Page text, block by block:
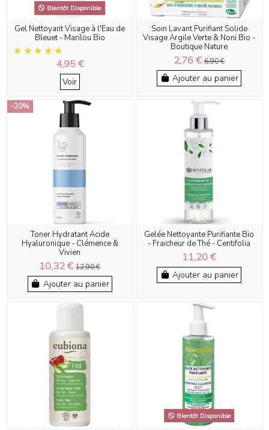
Bientôt Disponible
Gel Nettoyant Visage à l'Eau de
Bleuet - Marilou Bio
4,95 €
Voir
Soin Lavant Purifiant Solide
Visage Argile Verte & Noni Bio -
Boutique Nature
2,76 €6,90 €
Ajouter au panier
-20%
Toner Hydratant Acide
Hyaluronique - Clémence &
Vivien
10,32 €12,90 €
Ajouter au panier
Gelée Nettoyante Purifiante Bio
- Fraicheur de Thé - Centifolia
11,20 €
Ajouter au panier
Bientôt Disponible